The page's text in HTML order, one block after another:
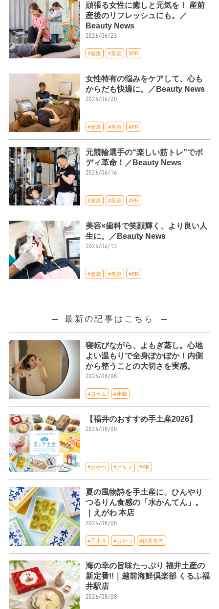
頑張る女性に癒しと元気を！ 産前
産後のリフレッシュにも。／
Beauty News
2026/06/23
#健康 #美容 #PR
女性特有の悩みをケアして、心も
からだも快適に。／Beauty News
2026/06/20
#健康 #美容 #PR
元競輪選手の“楽しい筋トレ”でボ
ディ革命！／Beauty News
2026/06/16
#健康 #美容 #PR
美容×歯科で笑顔輝く、より良い人
生に。／Beauty News
2026/06/13
#健康 #美容 #PR
最新の記事はこちら
寝転びながら、よもぎ蒸し。心地
よい温もりで全身ぽかぽか！内側
から整うことの大切さを実感。
2026/08/08
#コラム #連載
【福井のおすすめ手土産2026】
2026/08/08
#おやつ #グルメ #PR
夏の風物詩を手土産に。ひんやり
つるりん食感の「水かんてん」。
｜えがわ 本店
2026/08/08
#手土産 #おやつ #福井市内
海の幸の旨味たっぷり 福井土産の
新定番!!｜越前海鮮倶楽部 くるふ福
井駅店
2026/08/08